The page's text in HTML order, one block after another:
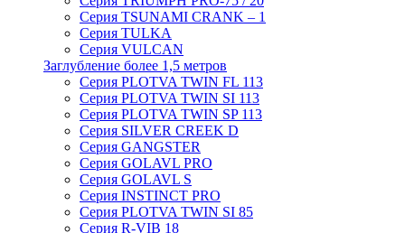
Серия TSUNAMI CRANK – 1
Серия TULKA
Серия VULCAN
Заглубление более 1,5 метров
Серия PLOTVA TWIN FL 113
Серия PLOTVA TWIN SI 113
Серия PLOTVA TWIN SP 113
Серия SILVER CREEK D
Серия GANGSTER
Серия GOLAVL PRO
Серия GOLAVL S
Серия INSTINCT PRO
Серия PLOTVA TWIN SI 85
Серия R-VIB 18